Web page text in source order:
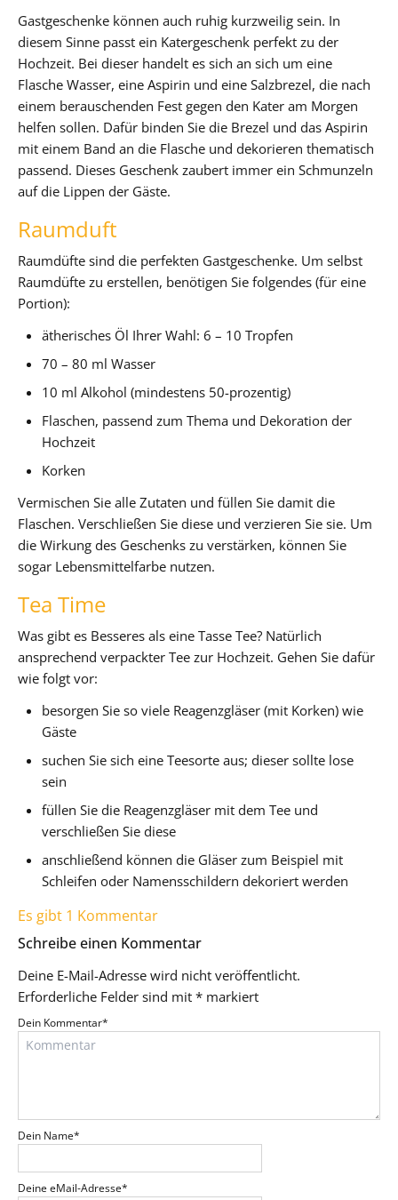
Gastgeschenke können auch ruhig kurzweilig sein. In
diesem Sinne passt ein Katergeschenk perfekt zu der
Hochzeit. Bei dieser handelt es sich an sich um eine
Flasche Wasser, eine Aspirin und eine Salzbrezel, die nach
einem berauschenden Fest gegen den Kater am Morgen
helfen sollen. Dafür binden Sie die Brezel und das Aspirin
mit einem Band an die Flasche und dekorieren thematisch
passend. Dieses Geschenk zaubert immer ein Schmunzeln
auf die Lippen der Gäste.
Raumduft
Raumdüfte sind die perfekten Gastgeschenke. Um selbst
Raumdüfte zu erstellen, benötigen Sie folgendes (für eine
Portion):
ätherisches Öl Ihrer Wahl: 6 – 10 Tropfen
70 – 80 ml Wasser
10 ml Alkohol (mindestens 50-prozentig)
Flaschen, passend zum Thema und Dekoration der
Hochzeit
Korken
Vermischen Sie alle Zutaten und füllen Sie damit die
Flaschen. Verschließen Sie diese und verzieren Sie sie. Um
die Wirkung des Geschenks zu verstärken, können Sie
sogar Lebensmittelfarbe nutzen.
Tea Time
Was gibt es Besseres als eine Tasse Tee? Natürlich
ansprechend verpackter Tee zur Hochzeit. Gehen Sie dafür
wie folgt vor:
besorgen Sie so viele Reagenzgläser (mit Korken) wie
Gäste
suchen Sie sich eine Teesorte aus; dieser sollte lose
sein
füllen Sie die Reagenzgläser mit dem Tee und
verschließen Sie diese
anschließend können die Gläser zum Beispiel mit
Schleifen oder Namensschildern dekoriert werden
Es gibt 1 Kommentar
Schreibe einen Kommentar
Deine E-Mail-Adresse wird nicht veröffentlicht.
Erforderliche Felder sind mit * markiert
Dein Kommentar*
Dein Name*
Deine eMail-Adresse*